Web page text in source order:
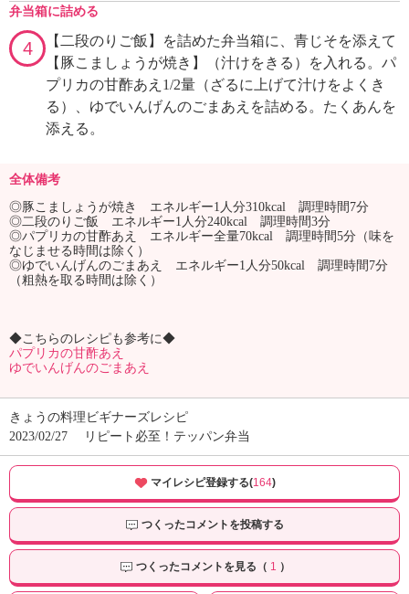
弁当箱に詰める
4
【二段のりご飯】を詰めた弁当箱に、青じそを添えて
【豚こましょうが焼き】（汁けをきる）を入れる。パ
プリカの甘酢あえ1/2量（ざるに上げて汁けをよくき
る）、ゆでいんげんのごまあえを詰める。たくあんを
添える。
全体備考
◎豚こましょうが焼き エネルギー1人分310kcal 調理時間7分
◎二段のりご飯 エネルギー1人分240kcal 調理時間3分
◎パプリカの甘酢あえ エネルギー全量70kcal 調理時間5分（味を
なじませる時間は除く）
◎ゆでいんげんのごまあえ エネルギー1人分50kcal 調理時間7分
（粗熱を取る時間は除く）
◆こちらのレシピも参考に◆
パプリカの甘酢あえ
ゆでいんげんのごまあえ
きょうの料理ビギナーズレシピ
2023/02/27
リピート必至！テッパン弁当
マイレシピ登録する(164)
つくったコメントを投稿する
つくったコメントを見る（ 1 ）